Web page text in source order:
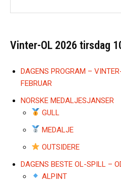
Vinter-OL 2026 tirsdag
DAGENS PROGRAM –
FEBRUAR
NORSKE MEDALJESJANSER
GULL
MEDALJE
OUTSIDERE
DAGENS BESTE OL-SPILL –
ALPINT